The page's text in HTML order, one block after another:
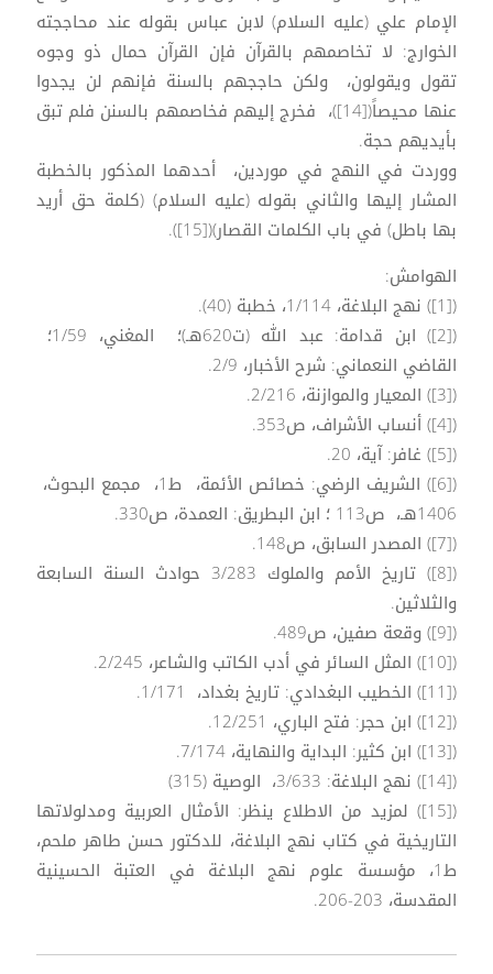
الإمام علي (عليه السلام) لابن عباس بقوله عند محاججته
الخوارج: لا تخاصمهم بالقرآن فإن القرآن حمال ذو وجوه
تقول ويقولون، ولكن حاججهم بالسنة فإنهم لن يجدوا
عنها محيصاً([14])، فخرج إليهم فخاصمهم بالسنن فلم تبق
بأيديهم حجة.
ووردت في النهج في موردين، أحدهما المذكور بالخطبة
المشار إليها والثاني بقوله (عليه السلام) (كلمة حق أريد
بها باطل) في باب الكلمات القصار)([15]).
الهوامش:
([1]) نهج البلاغة، 1/114، خطبة (40).
([2]) ابن قدامة: عبد الله (ت620هـ)؛ المغني، 1/59؛
القاضي النعماني: شرح الأخبار، 2/9.
([3]) المعيار والموازنة، 2/216.
([4]) أنساب الأشراف، ص353.
([5]) غافر: آية، 20.
([6]) الشريف الرضي: خصائص الأئمة، ط1، مجمع البحوث،
1406هـ، ص113 ؛ ابن البطريق: العمدة، ص330.
([7]) المصدر السابق، ص148.
([8]) تاريخ الأمم والملوك 3/283 حوادث السنة السابعة
والثلاثين.
([9]) وقعة صفين، ص489.
([10]) المثل السائر في أدب الكاتب والشاعر، 2/245.
([11]) الخطيب البغدادي: تاريخ بغداد، 1/171.
([12]) ابن حجر: فتح الباري، 12/251.
([13]) ابن كثير: البداية والنهاية، 7/174.
([14]) نهج البلاغة: 3/633، الوصية (315)
([15]) لمزيد من الاطلاع ينظر: الأمثال العربية ومدلولاتها
التاريخية في كتاب نهج البلاغة، للدكتور حسن طاهر ملحم،
ط1، مؤسسة علوم نهج البلاغة في العتبة الحسينية
المقدسة، 203-206.